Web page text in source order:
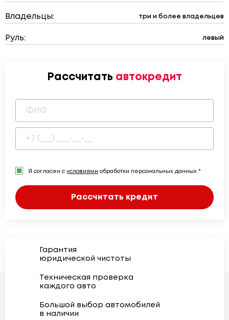
Владельцы: три и более владельцев
Руль: левый
Рассчитать автокредит
Я согласен с условиями обработки персональных данных *
Рассчитать кредит
Гарантия
юридической чистоты
Техническая проверка
каждого авто
Большой выбор автомобилей
в наличии